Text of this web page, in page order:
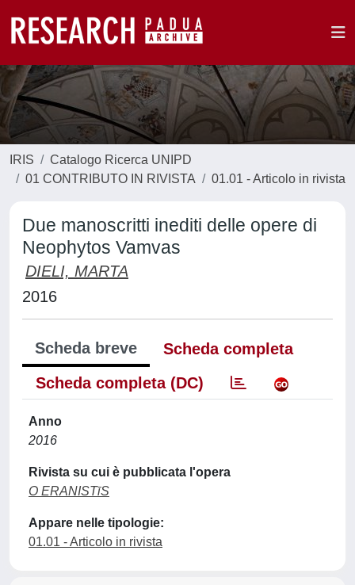
IRIS
Catalogo Ricerca UNIPD
01 CONTRIBUTO IN RIVISTA
01.01 - Articolo in rivista
Due manoscritti inediti delle opere di
Neophytos Vamvas
DIELI, MARTA
2016
Scheda breve
Scheda completa
Scheda completa (DC)
Anno
2016
Rivista su cui è pubblicata l'opera
O ERANISTīS
Appare nelle tipologie:
01.01 - Articolo in rivista